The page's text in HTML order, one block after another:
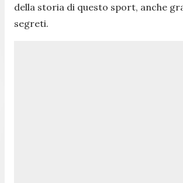
della storia di questo sport, anche
segreti.